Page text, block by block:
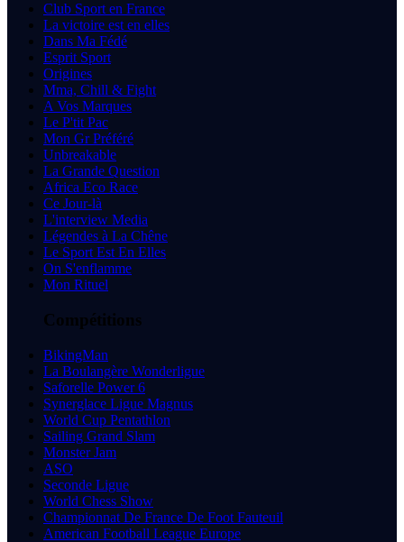
Club Sport en France
La victoire est en elles
Dans Ma Fédé
Esprit Sport
Origines
Mma, Chill & Fight
A Vos Marques
Le P'tit Pac
Mon Gr Préféré
Unbreakable
La Grande Question
Africa Eco Race
Ce Jour-là
L'interview Media
Légendes à La Chêne
Le Sport Est En Elles
On S'enflamme
Mon Rituel
Compétitions
BikingMan
La Boulangère Wonderligue
Saforelle Power 6
Synerglace Ligue Magnus
World Cup Pentathlon
Sailing Grand Slam
Monster Jam
ASO
Seconde Ligue
World Chess Show
Championnat De France De Foot Fauteuil
American Football League Europe